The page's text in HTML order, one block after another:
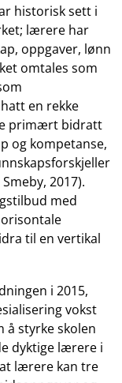
historisk sett i
lærere har
oppgaver, lønn
omtales som
en rekke
primært bidratt
og kompetanse,
2017).
med
til en vertikal
i 2015,
vokst
å styrke skolen
dyktige lærere i
lærere kan tre